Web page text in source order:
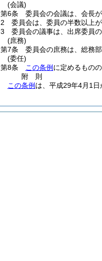
(会議)
第6条
委員会の会議は、会長
2
委員会は、委員の半数以上
3
委員会の議事は、出席委員
(庶務)
第7条
委員会の庶務は、総務
(委任)
第8条
この条例 に定めるもの
附 則
この条例 は、平成29年4月1日